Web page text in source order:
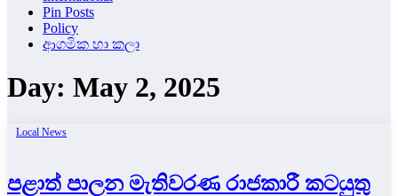
Pin Posts
Policy
ආගමික හා කලා
Day: May 2, 2025
Local News
පළාත් පාලන මැතිවරණ රාජකාරී කටයුතු